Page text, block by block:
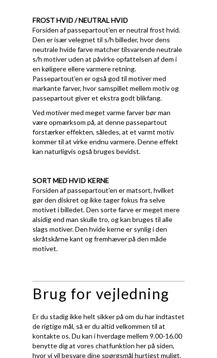
FROST HVID / NEUTRAL HVID
Forsiden af passepartout'en er neutral frost hvid.
Den er især velegnet til s/h billeder, hvor dens
neutrale hvide farve matcher tilsvarende neutrale
s/h motiver uden at påvirke opfattelsen af dem i
en køligere ellere varmere retning.
Passepartout'en er også god til motiver med
markante farver, hvor samspillet mellem motiv og
passepartout giver et ekstra godt blikfang.
Ved motiver med meget varme farver bør man
være opmærksom på, at denne passepartout
forstærker effekten, således, at et varmt motiv
kommer til at virke endnu varmere. Denne effekt
kan naturligvis også bruges bevidst.
SORT MED HVID KERNE
Forsiden af passepartout'en er matsort, hvilket
gør den diskret og ikke tager fokus fra selve
motivet i billedet. Den sorte farve er meget mere
alsidig end man skulle tro, og kan bruges til alle
slags motiver. Den hvide kerne er synlig i den
skråtskårne kant og fremhæver på den måde
motivet.
Brug for vejledning
Er du stadig ikke helt sikker på om du har indtastet
de rigtige mål, så er du altid velkommen til at
kontakte os. Du kan i hverdage mellem 9.00-16.00
benytte dig at vores chatfunktion her på siden,
hvor vi vil besvare dine spørgsmål hurtigst muligt.